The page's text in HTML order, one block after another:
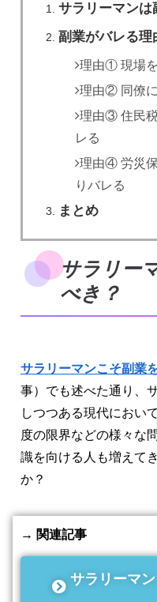
サラリーマンは
副業がバレる
理由① 現場
理由② 同僚
理由③ 住民
レる
理由④ 労災
りバレる
まとめ
サラリー
べき？
サラリーマンこそ副業
事）でも述べた通り、
しつつある現代におい
度の限界などの様々な
識を向ける人も増えて
か？
→ 関連記事
サラリーマ